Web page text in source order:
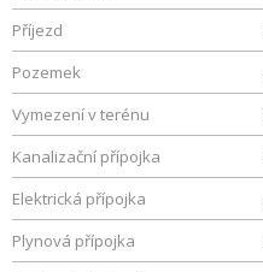
Příjezd
Pozemek
Vymezení v terénu
Kanalizační přípojka
Elektrická přípojka
Plynová přípojka